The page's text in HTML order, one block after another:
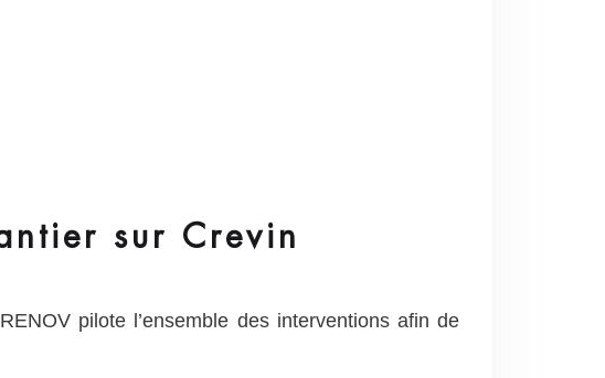
sur Crevin
pilote l’ensemble des interventions afin de